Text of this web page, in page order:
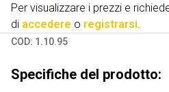
Per visualizzare i prezzi e
di accedere o registrarsi
COD: 1.10.95
Specifiche del prodotto: